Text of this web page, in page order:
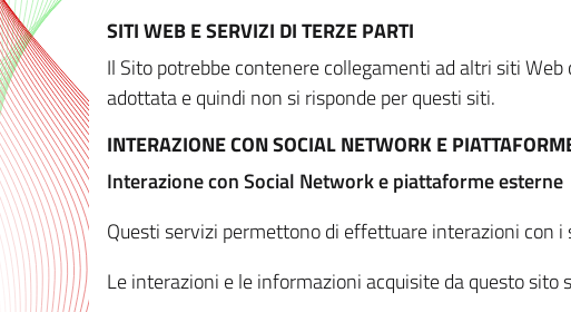
SITI WEB E SERVIZI DI TERZE PARTI
Il Sito potrebbe contenere collegamenti ad altri siti
adottata e quindi non si risponde per questi siti.
INTERAZIONE CON SOCIAL NETWORK E
Interazione con Social Network e piattaforme esterne
Questi servizi permettono di effettuare interazioni con
Le interazioni e le informazioni acquisite da questo